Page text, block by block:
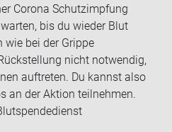
Corona Schutzimpfung
bis du wieder Blut
wie bei der Grippe
nicht notwendig,
auftreten. Du kannst also
an der Aktion teilnehmen.